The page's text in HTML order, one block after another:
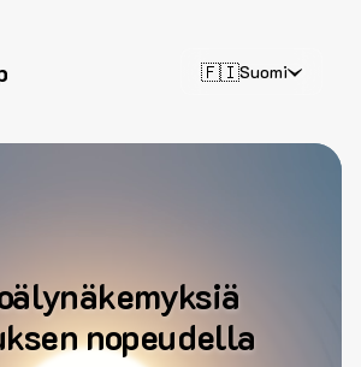
🇫🇮Suomi
nopeudella